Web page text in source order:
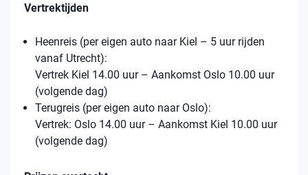
Vertrektijden
Heenreis (per eigen auto naar Kiel – 5 uur rijden
vanaf Utrecht):
Vertrek Kiel 14.00 uur – Aankomst Oslo 10.00 uur
(volgende dag)
Terugreis (per eigen auto naar Oslo):
Vertrek: Oslo 14.00 uur – Aankomst Kiel 10.00 uur
(volgende dag)